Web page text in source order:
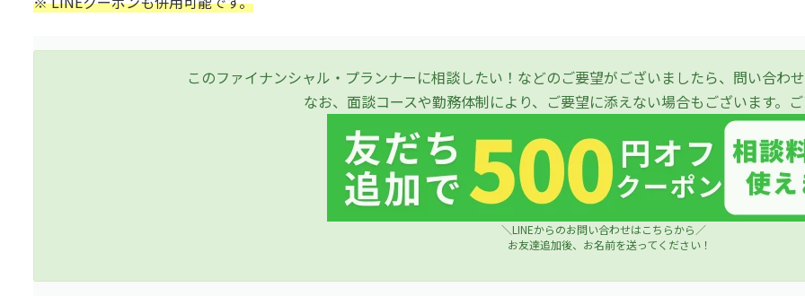
このファイナンシャル・プランナーに相談したい！などのご要望がございましたら、問い合わ
なお、面談コースや勤務体制により、ご要望に添えない場合もございます。ご
＼LINEからのお問い合わせはこちらから／
お友達追加後、お名前を送ってください！